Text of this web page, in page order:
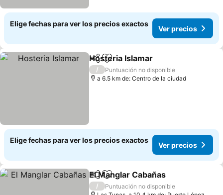
Elige fechas para ver los precios exactos
Ver precios
CompartirAgregar a favoritos
Hosteria Islamar
/
Puntuación no disponible
a 6.5 km de: Centro de la ciudad
Elige fechas para ver los precios exactos
Ver precios
CompartirAgregar a favoritos
El Manglar Cabañas
/
Puntuación no disponible